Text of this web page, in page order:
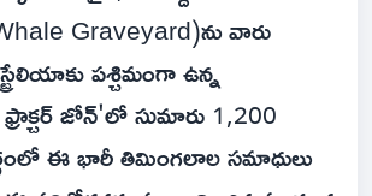
Graveyard)ను వారు
పశ్చిమంగా ఉన్న
జోన్‌'లో సుమారు 1,200
ఈ భారీ తిమింగలాల సమాధులు